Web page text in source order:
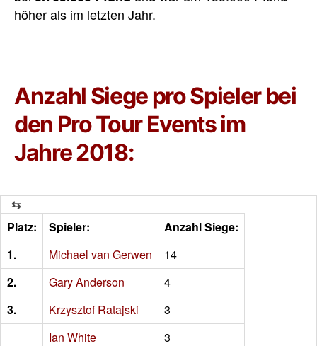
höher als im letzten Jahr.
Anzahl Siege pro Spieler bei
den Pro Tour Events im
Jahre 2018:
Platz: Spieler:
Anzahl Siege:
1.
Michael van Gerwen
14
2.
Gary Anderson
4
3.
Krzysztof Ratajski
3
Ian White
3